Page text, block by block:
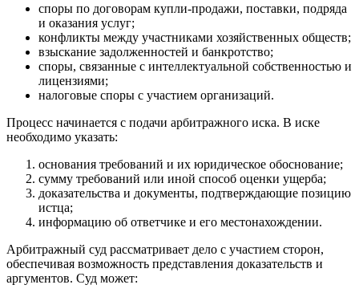
споры по договорам купли-продажи, поставки, подряда
и оказания услуг;
конфликты между участниками хозяйственных обществ;
взыскание задолженностей и банкротство;
споры, связанные с интеллектуальной собственностью и
лицензиями;
налоговые споры с участием организаций.
Процесс начинается с подачи арбитражного иска. В иске
необходимо указать:
основания требований и их юридическое обоснование;
сумму требований или иной способ оценки ущерба;
доказательства и документы, подтверждающие позицию
истца;
информацию об ответчике и его местонахождении.
Арбитражный суд рассматривает дело с участием сторон,
обеспечивая возможность представления доказательств и
аргументов. Суд может: